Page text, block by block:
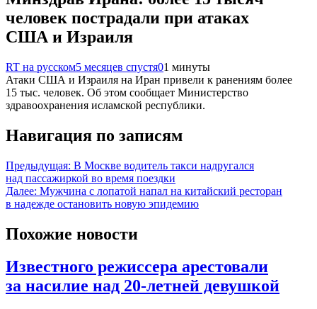
человек пострадали при атаках
США и Израиля
RT на русском5 месяцев спустя01 минуты
Атаки США и Израиля на Иран привели к ранениям более
15 тыс. человек. Об этом сообщает Министерство
здравоохранения исламской республики.
Навигация по записям
Предыдущая: В Москве водитель такси надругался
над пассажиркой во время поездки
Далее: Мужчина с лопатой напал на китайский ресторан
в надежде остановить новую эпидемию
Похожие новости
Известного режиссера арестовали
за насилие над 20-летней девушкой